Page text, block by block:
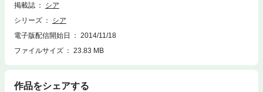
掲載誌
シア
シリーズ
シア
電子版配信開始日
2014/11/18
ファイルサイズ
23.83 MB
作品をシェアする